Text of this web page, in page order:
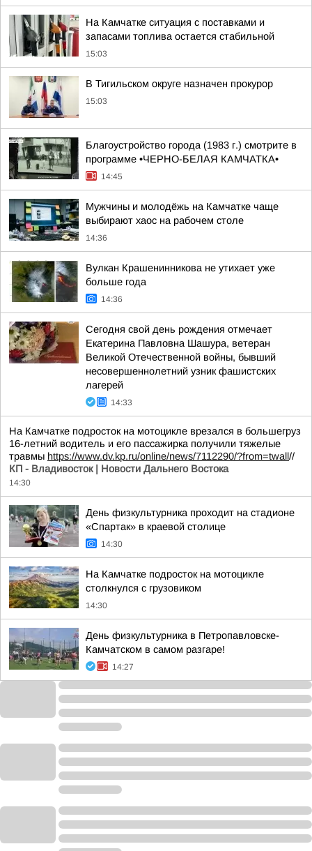
На Камчатке ситуация с поставками и
запасами топлива остается стабильной
15:03
В Тигильском округе назначен прокурор
15:03
Благоустройство города (1983 г.) смотрите в
программе •ЧЕРНО-БЕЛАЯ КАМЧАТКА•
14:45
Мужчины и молодёжь на Камчатке чаще
выбирают хаос на рабочем столе
14:36
Вулкан Крашенинникова не утихает уже
больше года
14:36
Сегодня свой день рождения отмечает
Екатерина Павловна Шашура, ветеран
Великой Отечественной войны, бывший
несовершеннолетний узник фашистских
лагерей
14:33
На Камчатке подросток на мотоцикле врезался в большегруз
16-летний водитель и его пассажирка получили тяжелые
травмы https://www.dv.kp.ru/online/news/7112290/?from=twall//
КП - Владивосток | Новости Дальнего Востока
14:30
День физкультурника проходит на стадионе
«Спартак» в краевой столице
14:30
На Камчатке подросток на мотоцикле
столкнулся с грузовиком
14:30
День физкультурника в Петропавловске-
Камчатском в самом разгаре!
14:27